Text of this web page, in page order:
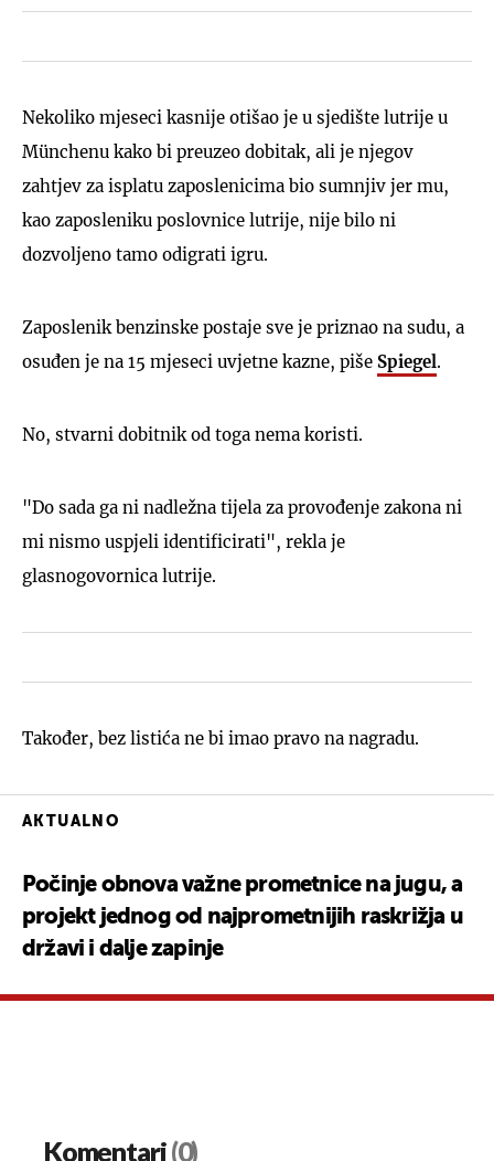
Nekoliko mjeseci kasnije otišao je u sjedište lutrije u
Münchenu kako bi preuzeo dobitak, ali je njegov
zahtjev za isplatu zaposlenicima bio sumnjiv jer mu,
kao zaposleniku poslovnice lutrije, nije bilo ni
dozvoljeno tamo odigrati igru.
Zaposlenik benzinske postaje sve je priznao na sudu, a
osuđen je na 15 mjeseci uvjetne kazne, piše Spiegel.
No, stvarni dobitnik od toga nema koristi.
"Do sada ga ni nadležna tijela za provođenje zakona ni
mi nismo uspjeli identificirati", rekla je
glasnogovornica lutrije.
Također, bez listića ne bi imao pravo na nagradu.
AKTUALNO
Počinje obnova važne prometnice na jugu, a
projekt jednog od najprometnijih raskrižja u
državi i dalje zapinje
Komentari(0)